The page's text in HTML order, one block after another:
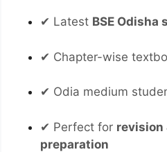
✔ Latest BSE Odisha
✔ Chapter-wise
✔ Odia medium
✔ Perfect for revision
preparation